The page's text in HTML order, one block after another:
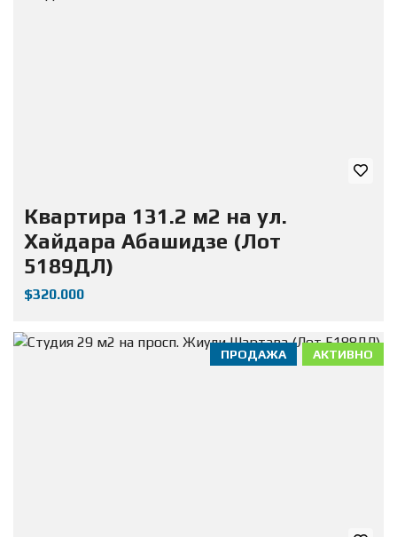
Квартира 131.2 м2 на ул.
Хайдара Абашидзе (Лот
5189ДЛ)
$320.000
АКТИВНО
ПРОДАЖА